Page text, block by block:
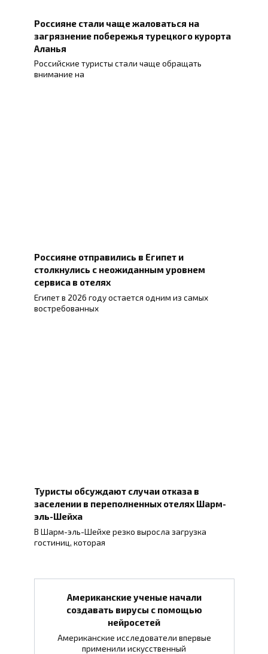
Россияне стали чаще жаловаться на
загрязнение побережья турецкого курорта
Аланья
Российские туристы стали чаще обращать
внимание на
Россияне отправились в Египет и
столкнулись с неожиданным уровнем
сервиса в отелях
Египет в 2026 году остается одним из самых
востребованных
Туристы обсуждают случаи отказа в
заселении в переполненных отелях Шарм-
эль-Шейха
В Шарм-эль-Шейхе резко выросла загрузка
гостиниц, которая
Американские ученые начали
создавать вирусы с помощью
нейросетей
Американские исследователи впервые
применили искусственный